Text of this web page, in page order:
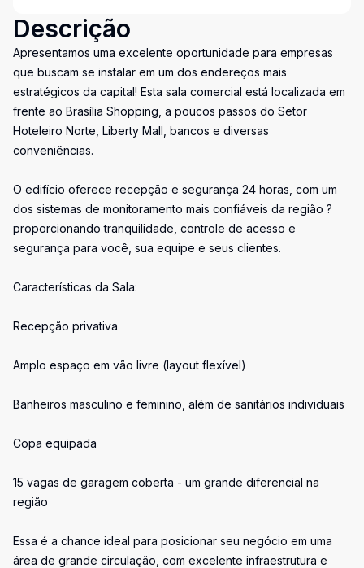
Descrição
Apresentamos uma excelente oportunidade para empresas
que buscam se instalar em um dos endereços mais
estratégicos da capital! Esta sala comercial está localizada em
frente ao Brasília Shopping, a poucos passos do Setor
Hoteleiro Norte, Liberty Mall, bancos e diversas
conveniências.
O edifício oferece recepção e segurança 24 horas, com um
dos sistemas de monitoramento mais confiáveis da região ?
proporcionando tranquilidade, controle de acesso e
segurança para você, sua equipe e seus clientes.
Características da Sala:
Recepção privativa
Amplo espaço em vão livre (layout flexível)
Banheiros masculino e feminino, além de sanitários individuais
Copa equipada
15 vagas de garagem coberta - um grande diferencial na
região
Essa é a chance ideal para posicionar seu negócio em uma
área de grande circulação, com excelente infraestrutura e